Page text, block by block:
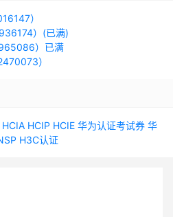
）
）(已满)
）已满
）
HCIA HCIP HCIE 华为认证考试券 华
H3C认证